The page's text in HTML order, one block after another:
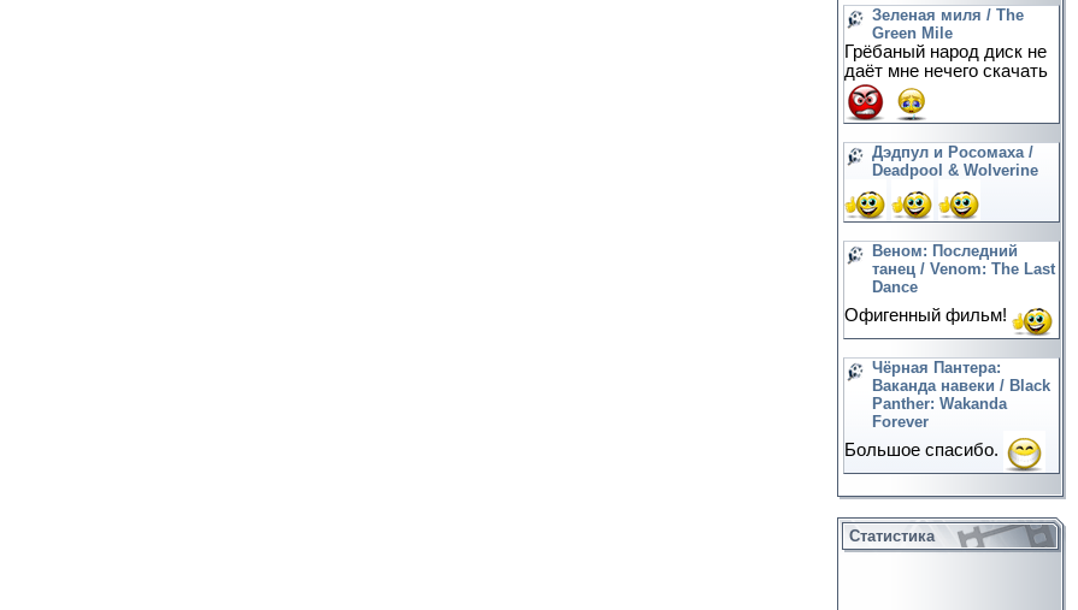
Зеленая миля / The
Green Mile
Грёбаный народ диск не
даёт мне нечего скачать
Дэдпул и Росомаха /
Deadpool & Wolverine
Веном: Последний
танец / Venom: The Last
Dance
Офигенный фильм!
Чёрная Пантера:
Ваканда навеки / Black
Panther: Wakanda
Forever
Большое спасибо.
Статистика